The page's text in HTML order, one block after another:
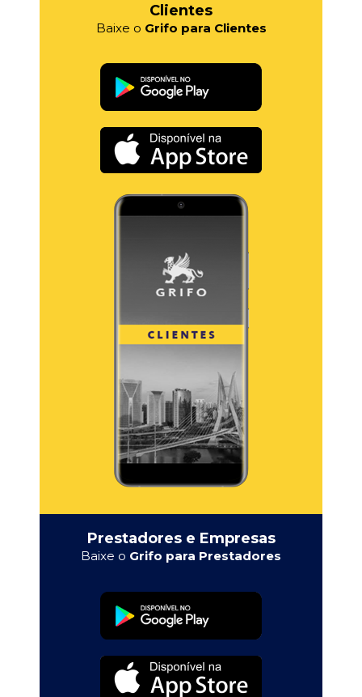
Clientes
Baixe o Grifo para Clientes
Prestadores e Empresas
Baixe o Grifo para Prestadores